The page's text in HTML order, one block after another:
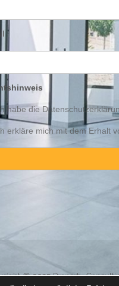
habe die
erkläre mich mit dem Erhalt
© 2025 Property